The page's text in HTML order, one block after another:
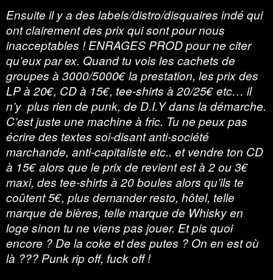
Ensuite il y a des labels/distro/disquaires indé qui
ont clairement des prix qui sont pour nous
inacceptables ! ENRAGES PROD pour ne citer
qu’eux par ex. Quand tu vois les cachets de
groupes à 3000/5000€ la prestation, les prix des
LP à 20€, CD à 15€, tee-shirts à 20/25€ etc… il
n’y plus rien de punk, de D.I.Y dans la démarche.
C’est juste une machine à fric. Tu ne peux pas
écrire des textes soi-disant anti-société
marchande, anti-capitaliste etc.. et vendre ton CD
à 15€ alors que le prix de revient est à 2 ou 3€
maxi, des tee-shirts à 20 boules alors qu’ils te
coûtent 5€, plus demander resto, hôtel, telle
marque de bières, telle marque de Whisky en
loge sinon tu ne viens pas jouer. Et pis quoi
encore ? De la coke et des putes ? On en est où
là ??? Punk rip off, fuck off !